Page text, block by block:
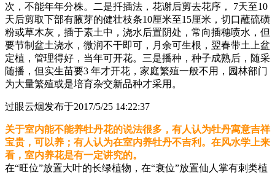
次，不能年年分株。二是扦插法，花谢后剪去花序， 7天至10
天后剪取下部有腋芽的健壮枝条10厘米至15厘米，切口蘸硫磺
粉或草木灰，插于素土中，浇水后置阴处，常向插穗喷水，但
要节制盆土浇水，微润不干即可，月余可生根，翌春带土上盆
定植，管理得好，当年可开花。三是播种，种子成熟后，随采
随播，但实生苗要3 年才开花，家庭繁殖一般不用，园林部门
为大量繁殖或是培育杂交新品种才采用。
过眼云烟发布于2017/5/25 14:22:37
关于室内能不能养牡丹花的说法很多，有人认为牡丹寓意吉祥
宝贵，可以养；有人认为在室内养牡丹不吉利。在风水学上来
看，室内养花是有一定讲究的。
在“旺位”放置大叶的长绿植物，在“衰位”放置仙人掌有刺类植